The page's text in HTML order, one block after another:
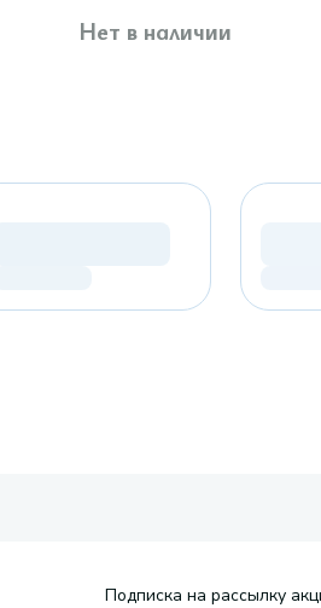
Нет в наличии
Подписка на рассылку